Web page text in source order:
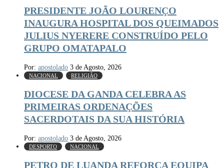
PRESIDENTE JOÃO LOURENÇO
INAUGURA HOSPITAL DOS QUEIMADOS
JULIUS NYERERE CONSTRUÍDO PELO
GRUPO OMATAPALO
Por: apostolado 3 de Agosto, 2026
NACIONAL RELIGIÃO
DIOCESE DA GANDA CELEBRA AS
PRIMEIRAS ORDENAÇÕES
SACERDOTAIS DA SUA HISTÓRIA
Por: apostolado 3 de Agosto, 2026
DESPORTO NACIONAL
PETRO DE LUANDA REFORÇA EQUIPA